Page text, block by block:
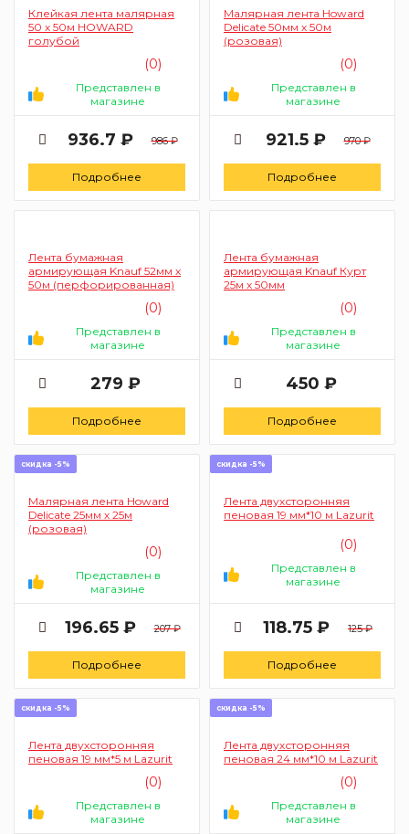
Клейкая лента малярная
50 х 50м HOWARD
голубой
(0)
Представлен в
магазине
936.7 ₽ 986 ₽
Подробнее
Малярная лента Howard
Delicate 50мм х 50м
(розовая)
(0)
Представлен в
магазине
921.5 ₽ 970 ₽
Подробнее
Лента бумажная
армирующая Knauf 52мм х
50м (перфорированная)
(0)
Представлен в
магазине
279 ₽
Подробнее
Лента бумажная
армирующая Knauf Курт
25м х 50мм
(0)
Представлен в
магазине
450 ₽
Подробнее
скидка -5%
Малярная лента Howard
Delicate 25мм х 25м
(розовая)
(0)
Представлен в
магазине
196.65 ₽ 207 ₽
Подробнее
скидка -5%
Лента двухсторонняя
пеновая 19 мм*10 м Lazurit
(0)
Представлен в
магазине
118.75 ₽ 125 ₽
Подробнее
скидка -5%
Лента двухсторонняя
пеновая 19 мм*5 м Lazurit
(0)
Представлен в
магазине
скидка -5%
Лента двухсторонняя
пеновая 24 мм*10 м Lazurit
(0)
Представлен в
магазине